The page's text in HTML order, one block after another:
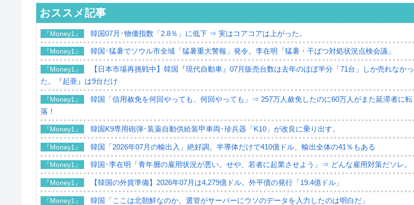
おススメ記事
『Money1』 韓国07月･物価指数「2.8％」に低下 ⇒ 実はコアコアは上がった。
『Money1』 韓国･猛暑でソウル市全域「猛暑重大警報」発令。李在明「猛暑・干ばつ対処状況点検会議」
『Money1』
【日本市場再挑戦中】韓国『現代自動車』07月販売台数は去年のほぼ半分「71台」しか売れなかっ
た。『起亜』は9台だけ
『Money1』
韓国「信用赦免を何回やっても、何回やっても」⇒ 257万人赦免したのに60万人がまた延滞者に転
落！
『Money1』 韓国K9専用砲弾･装薬自動供給装甲車両･珍兵器「K10」が改良に乗り出す。
『Money1』 韓国「2026年07月の輸出入」絶好調。半導体だけで410億ドル、輸出全体の41％もある
『Money1』 韓国･李在明「青年層の雇用状況が悪い。せや、若者に起業させよう」⇒ どんな雇用対策だソレ。
『Money1』 【韓国の外貨準備】2026年07月は4,279億ドル。外平債の発行「19.4億ドル」
『Money1』 韓国「ここは北朝鮮なのか。選管がサーバーにウソのデータを入力したのは明白だ」